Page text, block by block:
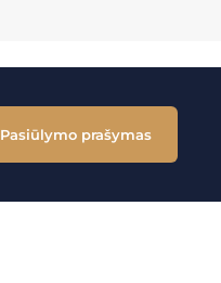
Pasiūlymo prašymas